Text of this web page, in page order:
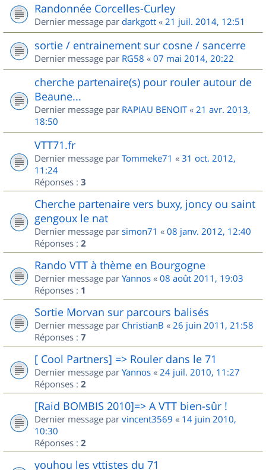
Randonnée Corcelles-Curley
Dernier message par darkgott « 21 juil. 2014, 12:51
sortie / entrainement sur cosne / sancerre
Dernier message par RG58 « 07 mai 2014, 20:22
cherche partenaire(s) pour rouler autour de
Beaune...
Dernier message par RAPIAU BENOIT« 21 avr. 2013,
18:50
VTT71.fr
Dernier message par Tommeke71 « 31 oct. 2012,
11:24
Réponses : 3
Cherche partenaire vers buxy, joncy ou saint
gengoux le nat
Dernier message par simon71 « 08 janv. 2012, 12:40
Réponses : 2
Rando VTT à thème en Bourgogne
Dernier message par Yannos « 08 août 2011, 19:03
Réponses : 1
Sortie Morvan sur parcours balisés
Dernier message par ChristianB « 26 juin 2011, 21:58
Réponses : 7
[ Cool Partners] => Rouler dans le 71
Dernier message par Yannos « 24 juil. 2010, 11:27
Réponses : 2
[Raid BOMBIS 2010]=> A VTT bien-sûr !
Dernier message par vincent3569 « 14 juin 2010,
10:30
Réponses : 2
youhou les vttistes du 71